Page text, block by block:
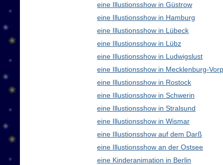
eine Illustionsshow in Güstrow
eine Illustionsshow in Hamburg
eine Illustionsshow in Lübeck
eine Illustionsshow in Lübz
eine Illustionsshow in Ludwigslust
eine Illustionsshow in Mecklenburg-
eine Illustionsshow in Rostock
eine Illustionsshow in Schwerin
eine Illustionsshow in Stralsund
eine Illustionsshow in Wismar
eine Illustionsshow auf dem Darß
eine Illustionsshow an der Ostsee
eine Kinderanimation in Berlin